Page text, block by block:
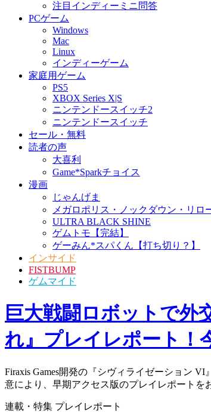
注目インディーミニ問答
PCゲーム
Windows
Mac
Linux
インディーゲーム
家庭用ゲーム
PS5
XBOX Series X|S
ニンテンドースイッチ2
ニンテンドースイッチ
セール・無料
読者の声
大喜利
Game*Sparkチョイス
漫画
じゃんげま
メガロポリス・ノックダウン・リロ
ULTRA BLACK SHINE
ゲムトモ【完結】
ゲーみん*スパくん【打ち切り？】
インサイド
FISTBUMP
ゲムマイド
巨大戦闘ロボットで外
れ』プレイレポート！
Firaxis Games開発の『シヴィライゼーション
意により、早期アクセス版のプレイレポートを
連載・特集 プレイレポート